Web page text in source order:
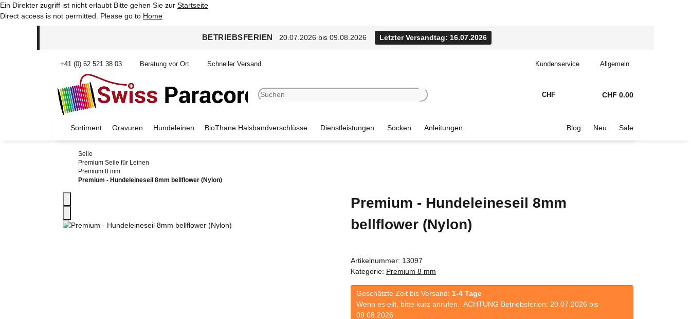
Ein Direkter zugriff ist nicht erlaubt Bitte gehen Sie zur Startseite
Direct access is not permitted. Please go to Home
BETRIEBSFERIEN 20.07.2026 bis 09.08.2026 Letzter Versandtag: 16.07.2026
+41 (0) 62 521 38 03 Beratung vor Ort Schneller Versand Kundenservice Allgemein
CHF CHF 0.00
Sortiment Gravuren Hundeleinen BioThane Halsbandverschlüsse Dienstleistungen Socken Anleitungen Blog Neu Sale
Seile
Premium Seile für Leinen
Premium 8 mm
Premium - Hundeleineseil 8mm bellflower (Nylon)
Premium - Hundeleineseil 8mm
bellflower (Nylon)
Artikelnummer: 13097
Kategorie: Premium 8 mm
Geschätzte Zeit bis Versand: 1-4 Tage
Wenn es eilt, bitte kurz anrufen. ACHTUNG Betriebsferien: 20.07.2026 bis
09.08.2026